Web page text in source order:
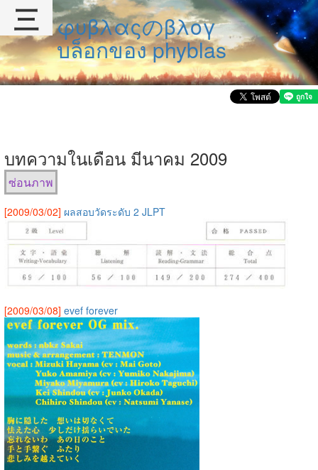
φυβλαςのβλογ
บล็อกของ phyblas
บทความในเดือน มีนาคม 2009
ซ่อนภาพ
[2009/03/02] ผลสอบวัดระดับ 2 JLPT
[2009/03/08] evef forever
三